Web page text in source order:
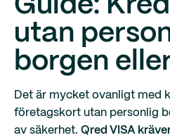
Guide:
utan
borgen
Det är mycket ovanligt med
företagskort utan personlig
av säkerhet. Qred VISA